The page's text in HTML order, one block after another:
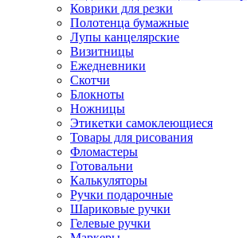
Коврики для резки
Полотенца бумажные
Лупы канцелярские
Визитницы
Ежедневники
Скотчи
Блокноты
Ножницы
Этикетки самоклеющиеся
Товары для рисования
Фломастеры
Готовальни
Калькуляторы
Ручки подарочные
Шариковые ручки
Гелевые ручки